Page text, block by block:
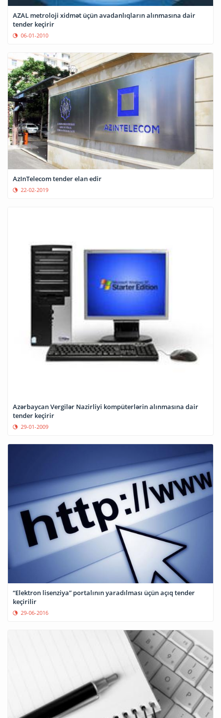
AZAL metroloji xidmət üçün avadanlıqların alınmasına dair
tender keçirir
06-01-2010
AzInTelecom tender elan edir
22-02-2019
Azərbaycan Vergilər Nazirliyi kompüterlərin alınmasına dair
tender keçirir
29-01-2009
“Elektron lisenziya” portalının yaradılması üçün açıq tender
keçirilir
29-06-2016